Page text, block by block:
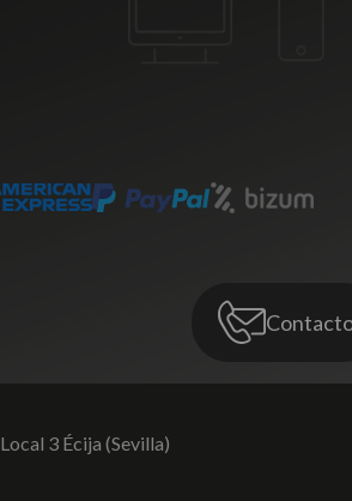
Local 3 Écija (Sevilla)